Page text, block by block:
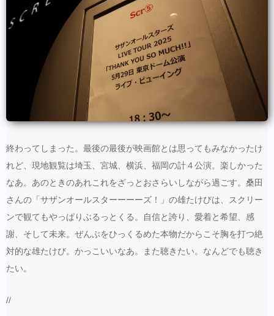
終わってしまった。最後の最後が映画館とは思ってもみなかったけ
れど、現地観覧は埼玉、宮城、横浜、福岡の計４公演。楽しかった
なあ。あのときのあれこれをざっとおさらいしながら過ごす。桑田
さんの「サザンオールスターーーーズ！」の雄たけびは、スクリー
ンで観てもやっぱりぶるっとくる。自信と誇り、愛着と希望、感
謝、そして未来。ぜんぶをひっくるめた本物だからこそ胸を打つ絶
対的な雄たけび。かっこいいなあ。また聴きたい。なんどでも聴き
たい。
//